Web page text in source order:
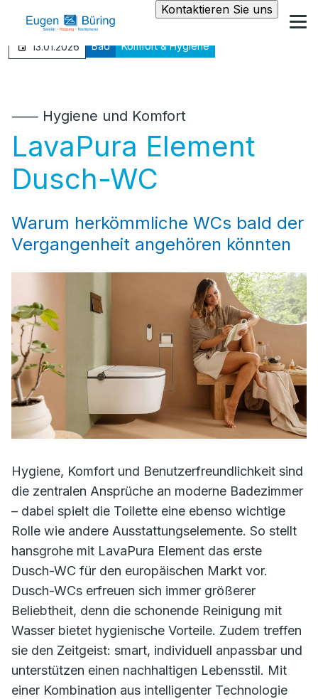
Kontaktieren Sie uns
13.01.2026 Bad Komfort & Hygiene
⸺ Hygiene und Komfort
LavaPura Element
Dusch-WC
Warum herkömmliche WCs bald der
Vergangenheit angehören könnten
Hygiene, Komfort und Benutzerfreundlichkeit sind
die zentralen Ansprüche an moderne Badezimmer
– dabei spielt die Toilette eine ebenso wichtige
Rolle wie andere Ausstattungselemente. So stellt
hansgrohe mit LavaPura Element das erste
Dusch-WC für den europäischen Markt vor.
Dusch-WCs erfreuen sich immer größerer
Beliebtheit, denn die schonende Reinigung mit
Wasser bietet hygienische Vorteile. Zudem treffen
sie den Zeitgeist: smart, individuell anpassbar und
unterstützen einen nachhaltigen Lebensstil. Mit
einer Kombination aus intelligenter Technologie